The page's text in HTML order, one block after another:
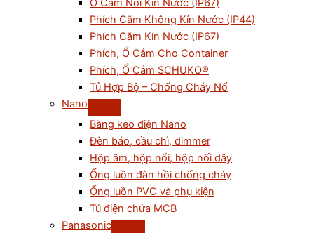
Ổ Cắm Nổi Kín Nước (IP67)
Phích Cắm Không Kín Nước (IP44)
Phích Cắm Kín Nước (IP67)
Phích, Ổ Cắm Cho Container
Phích, Ổ Cắm SCHUKO®
Tủ Hợp Bộ – Chống Cháy Nổ
Nano
Băng keo điện Nano
Đèn báo, cầu chì, dimmer
Hộp âm, hộp nổi, hộp nối dây
Ống luồn đàn hồi chống cháy
Ống luồn PVC và phụ kiện
Tủ điện chứa MCB
Panasonic